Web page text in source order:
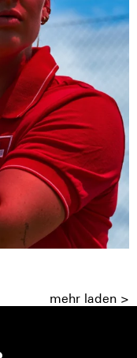
mehr laden >